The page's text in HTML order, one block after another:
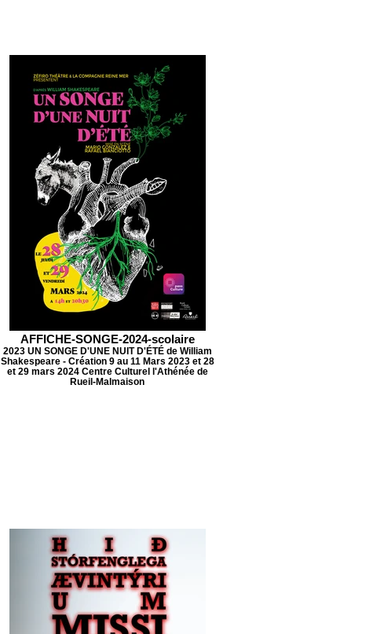
AFFICHE-SONGE-2024-scolaire
2023 UN SONGE D'UNE NUIT D'ÉTÉ de William
Shakespeare - Création 9 au 11 Mars 2023 et 28
et 29 mars 2024 Centre Culturel l'Athénée de
Rueil-Malmaison